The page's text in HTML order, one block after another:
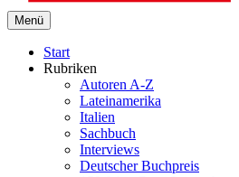
Buch Kultur Politik
Menü
Start
Rubriken
Autoren A-Z
Lateinamerika
Italien
Sachbuch
Interviews
Deutscher Buchpreis